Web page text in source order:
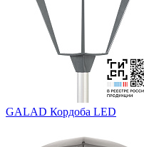
GALAD Кордоба LED